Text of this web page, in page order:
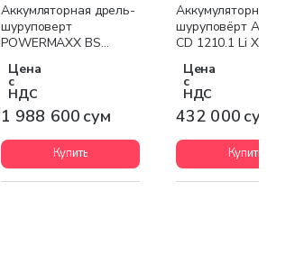
Аккумляторная дрель-
шуруповерт
POWERMAXX BS
Цена
с
НДС
1 988 600 сум
Купить
Аккумуляторная
шуруповёрт
CD 1210.1 Li X2
Цена
с
НДС
432 000 сум
Купить